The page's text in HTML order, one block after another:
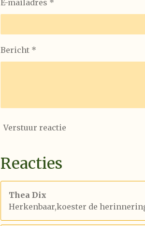
E-mailadres *
Bericht *
Verstuur reactie
Reacties
Thea Dix
Herkenbaar,koester de